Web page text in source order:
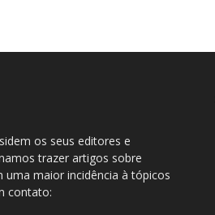
os seus editores e
trazer artigos sobre
maior incidência à tópicos
contato: